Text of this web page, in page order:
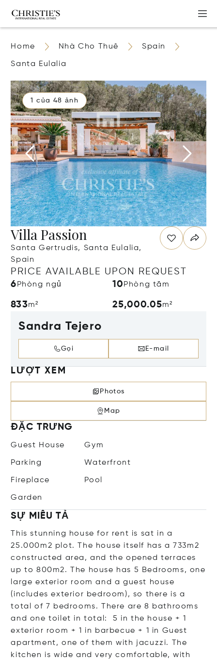
Home Nhà Cho Thuê Spain
Santa Eulalia
1 của 48 ảnh
Villa Passion
Santa Gertrudis, Santa Eulalia,
Spain
PRICE AVAILABLE UPON REQUEST
6 Phòng ngủ 10 Phòng tắm
833m² 25,000.05m²
Sandra Tejero
Gọi E-mail
LƯỢT XEM
Photos
Map
ĐẶC TRƯNG
Guest House Gym
Parking Waterfront
Fireplace Pool
Garden
SỰ MIÊU TẢ
This stunning house for rent is sat in a
25.000m2 plot. The house itself has a 733m2
constructed area, and the opened terraces
up to 800m2. The house has 5 Bedrooms, one
large exterior room and a guest house
(includes exterior bedroom), so there is a
total of 7 bedrooms. There are 8 bathrooms
and one toilet in total: 5 in the house + 1
exterior room + 1 in barbecue + 1 in Guest
apartment, one of them with jacuzzi. The
kitchen is wide and very comfortable, with